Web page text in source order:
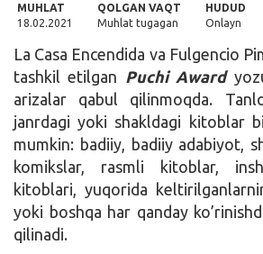
MUHLAT
18.02.2021
QOLGAN VAQT
Muhlat tugagan
HUDUD
Onlayn
La Casa Encendida va Fulgencio
tashkil etilgan Puchi Award
arizalar qabul qilinmoqda.
janrdagi yoki shakldagi kitoblar
mumkin: badiiy, badiiy adabiyot,
komikslar, rasmli kitoblar,
kitoblari, yuqorida
yoki boshqa har qanday
qilinadi.